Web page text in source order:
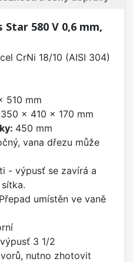
580 V 0,6 mm,
CrNi 18/10 (AISI 304)
510 mm
350 x 410 x 170 mm
450 mm
vana dřezu může
- výpusť se zavírá a
Přepad umístěn ve vaně
3 1/2
nutno zhotovit